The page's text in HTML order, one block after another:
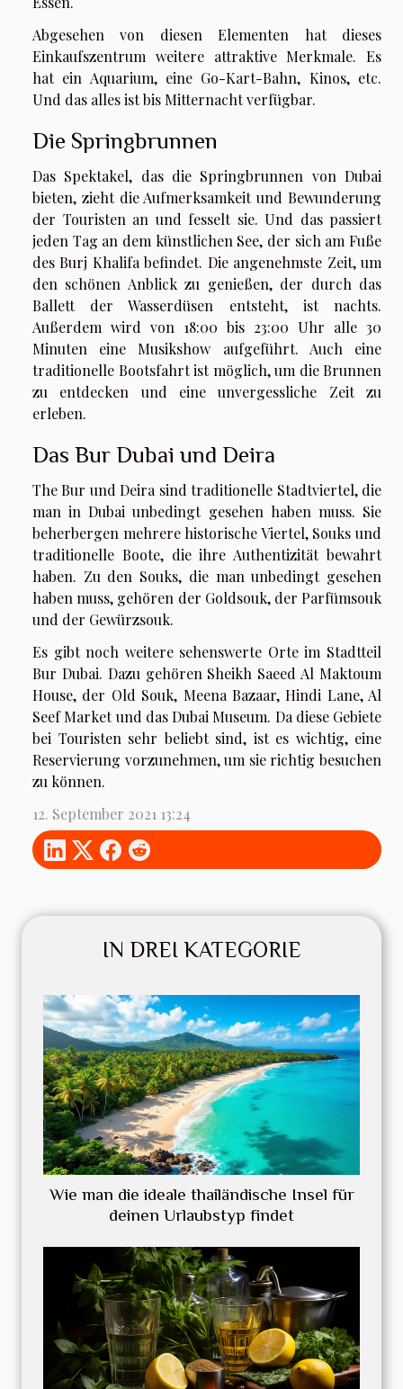
IN DREI KATEGORIE
Wie man die ideale thailändische Insel für
deinen Urlaubstyp findet
Abgesehen von diesen Elementen hat dieses
Einkaufszentrum weitere attraktive Merkmale. Es
hat ein Aquarium, eine Go-Kart-Bahn, Kinos, etc.
Und das alles ist bis Mitternacht verfügbar.
Die Springbrunnen
Das Spektakel, das die Springbrunnen von Dubai
bieten, zieht die Aufmerksamkeit und Bewunderung
der Touristen an und fesselt sie. Und das passiert
jeden Tag an dem künstlichen See, der sich am Fuße
des Burj Khalifa befindet. Die angenehmste Zeit, um
den schönen Anblick zu genießen, der durch das
Ballett der Wasserdüsen entsteht, ist nachts.
Außerdem wird von 18:00 bis 23:00 Uhr alle 30
Minuten eine Musikshow aufgeführt. Auch eine
traditionelle Bootsfahrt ist möglich, um die Brunnen
zu entdecken und eine unvergessliche Zeit zu
erleben.
Das Bur Dubai und Deira
The Bur und Deira sind traditionelle Stadtviertel, die
man in Dubai unbedingt gesehen haben muss. Sie
beherbergen mehrere historische Viertel, Souks und
traditionelle Boote, die ihre Authentizität bewahrt
haben. Zu den Souks, die man unbedingt gesehen
haben muss, gehören der Goldsouk, der Parfümsouk
und der Gewürzsouk.
Es gibt noch weitere sehenswerte Orte im Stadtteil
Bur Dubai. Dazu gehören Sheikh Saeed Al Maktoum
House, der Old Souk, Meena Bazaar, Hindi Lane, Al
Seef Market und das Dubai Museum. Da diese Gebiete
bei Touristen sehr beliebt sind, ist es wichtig, eine
Reservierung vorzunehmen, um sie richtig besuchen
zu können.
12. September 2021 13:24